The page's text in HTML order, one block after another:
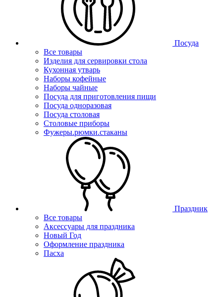
Посуда
Все товары
Изделия для сервировки стола
Кухонная утварь
Наборы кофейные
Наборы чайные
Посуда для приготовления пищи
Посуда одноразовая
Посуда столовая
Столовые приборы
Фужеры.рюмки.стаканы
Праздник
Все товары
Аксессуары для праздника
Новый Год
Оформление праздника
Пасха